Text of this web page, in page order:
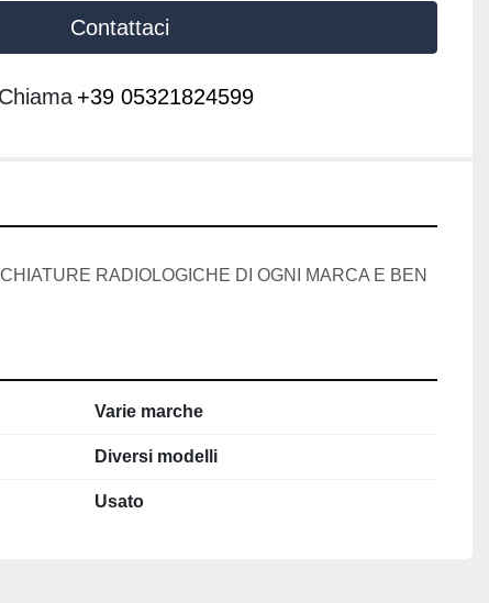
Contattaci
Chiama +39 05321824599
RADIOLOGICHE DI OGNI MARCA E BEN
Varie marche
Diversi modelli
Usato